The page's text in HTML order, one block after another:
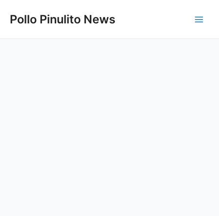
Pollo Pinulito News